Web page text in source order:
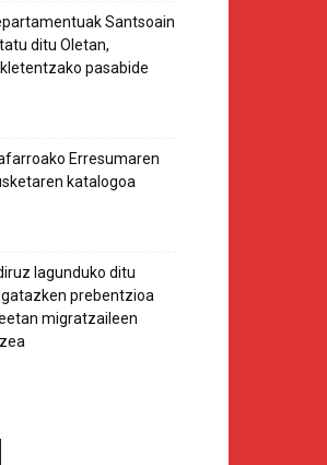
Santsoain
ditu Oletan,
pasabide
Erresumaren
katalogoa
lagunduko ditu
prebentzioa
migratzaileen